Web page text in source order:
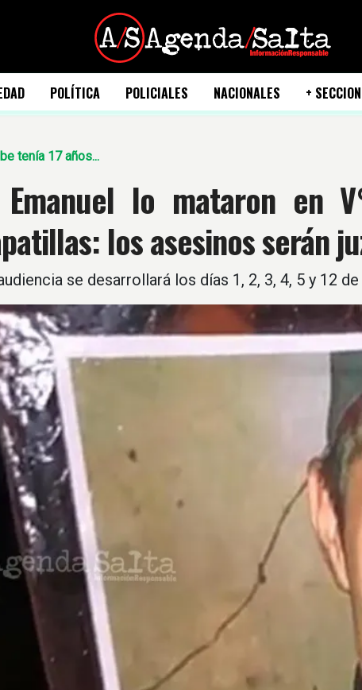
POLÍTICA POLICIALES NACIONALES +
tenía 17 años...
lo mataron en
los asesinos serán
se desarrollará los días 1, 2, 3, 4, 5 y 12